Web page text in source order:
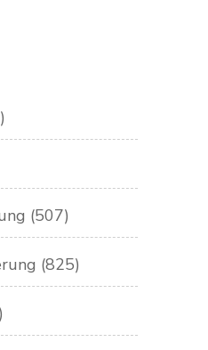
(507)
(825)